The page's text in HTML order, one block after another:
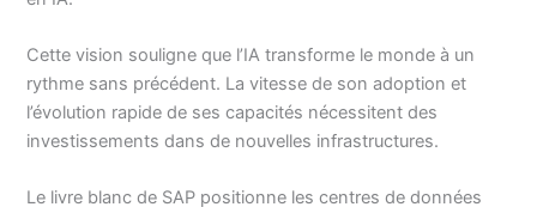
Cette vision souligne que l’IA transforme le monde à un
rythme sans précédent. La vitesse de son adoption et
l’évolution rapide de ses capacités nécessitent des
investissements dans de nouvelles infrastructures.
Le livre blanc de SAP positionne les centres de données